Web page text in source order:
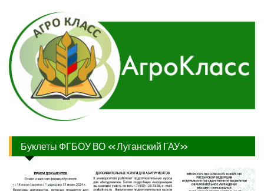
Буклеты ФГБОУ ВО «Луганский ГАУ»